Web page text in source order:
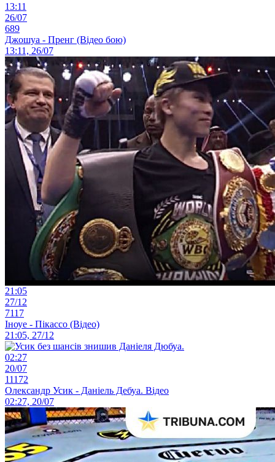
13:11
26/07
689
Джошуа - Пренг (Відео бою)
13:11, 26/07
21:05
27/12
7117
Іноуе - Пікассо (Відео)
21:05, 27/12
02:27
20/07
11172
Олександр Усик - Даніель Дебуа. Відео
02:27, 20/07